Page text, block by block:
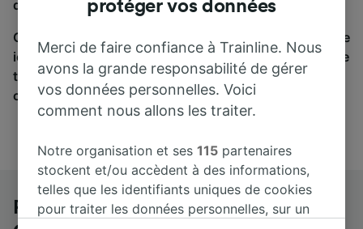
de trajets et les prix des voyages, en train et en bus.
Qu’importe votre destination, votre voyage commence
ici. Nous collaborons avec plus de 170 compagnies de
train et de bus. Consultez et achetez vos billets sur
cette page.
Pula Autobusni Kolodvor à Trieste
protéger vos données
Merci de faire confiance à Trainline. Nous
avons la grande responsabilité de gérer
vos données personnelles. Voici
comment nous allons les traiter.
Notre organisation et ses115 partenaires
stockent et/ou accèdent à des informations,
telles que les identifiants uniques de cookies
pour traiter les données personnelles, sur un